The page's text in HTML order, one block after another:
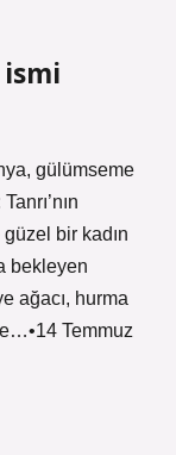
ismi
gülümseme
bir kadın
bekleyen
ağacı, hurma
Temmuz